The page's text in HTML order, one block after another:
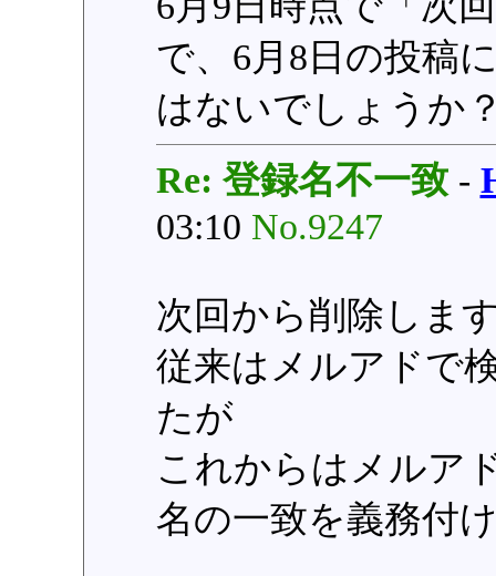
で、6月8日の投稿
はないでしょうか
Re: 登録名不一致-
03:10 No.9247
次回から削除しま
従来はメルアドで
たが
これからはメルア
名の一致を義務付